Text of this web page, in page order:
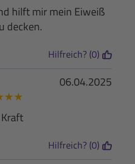
hilft mir mein Eiweiß
decken.
Hilfreich? (0)
06.04.2025
★★
Hilfreich? (0)